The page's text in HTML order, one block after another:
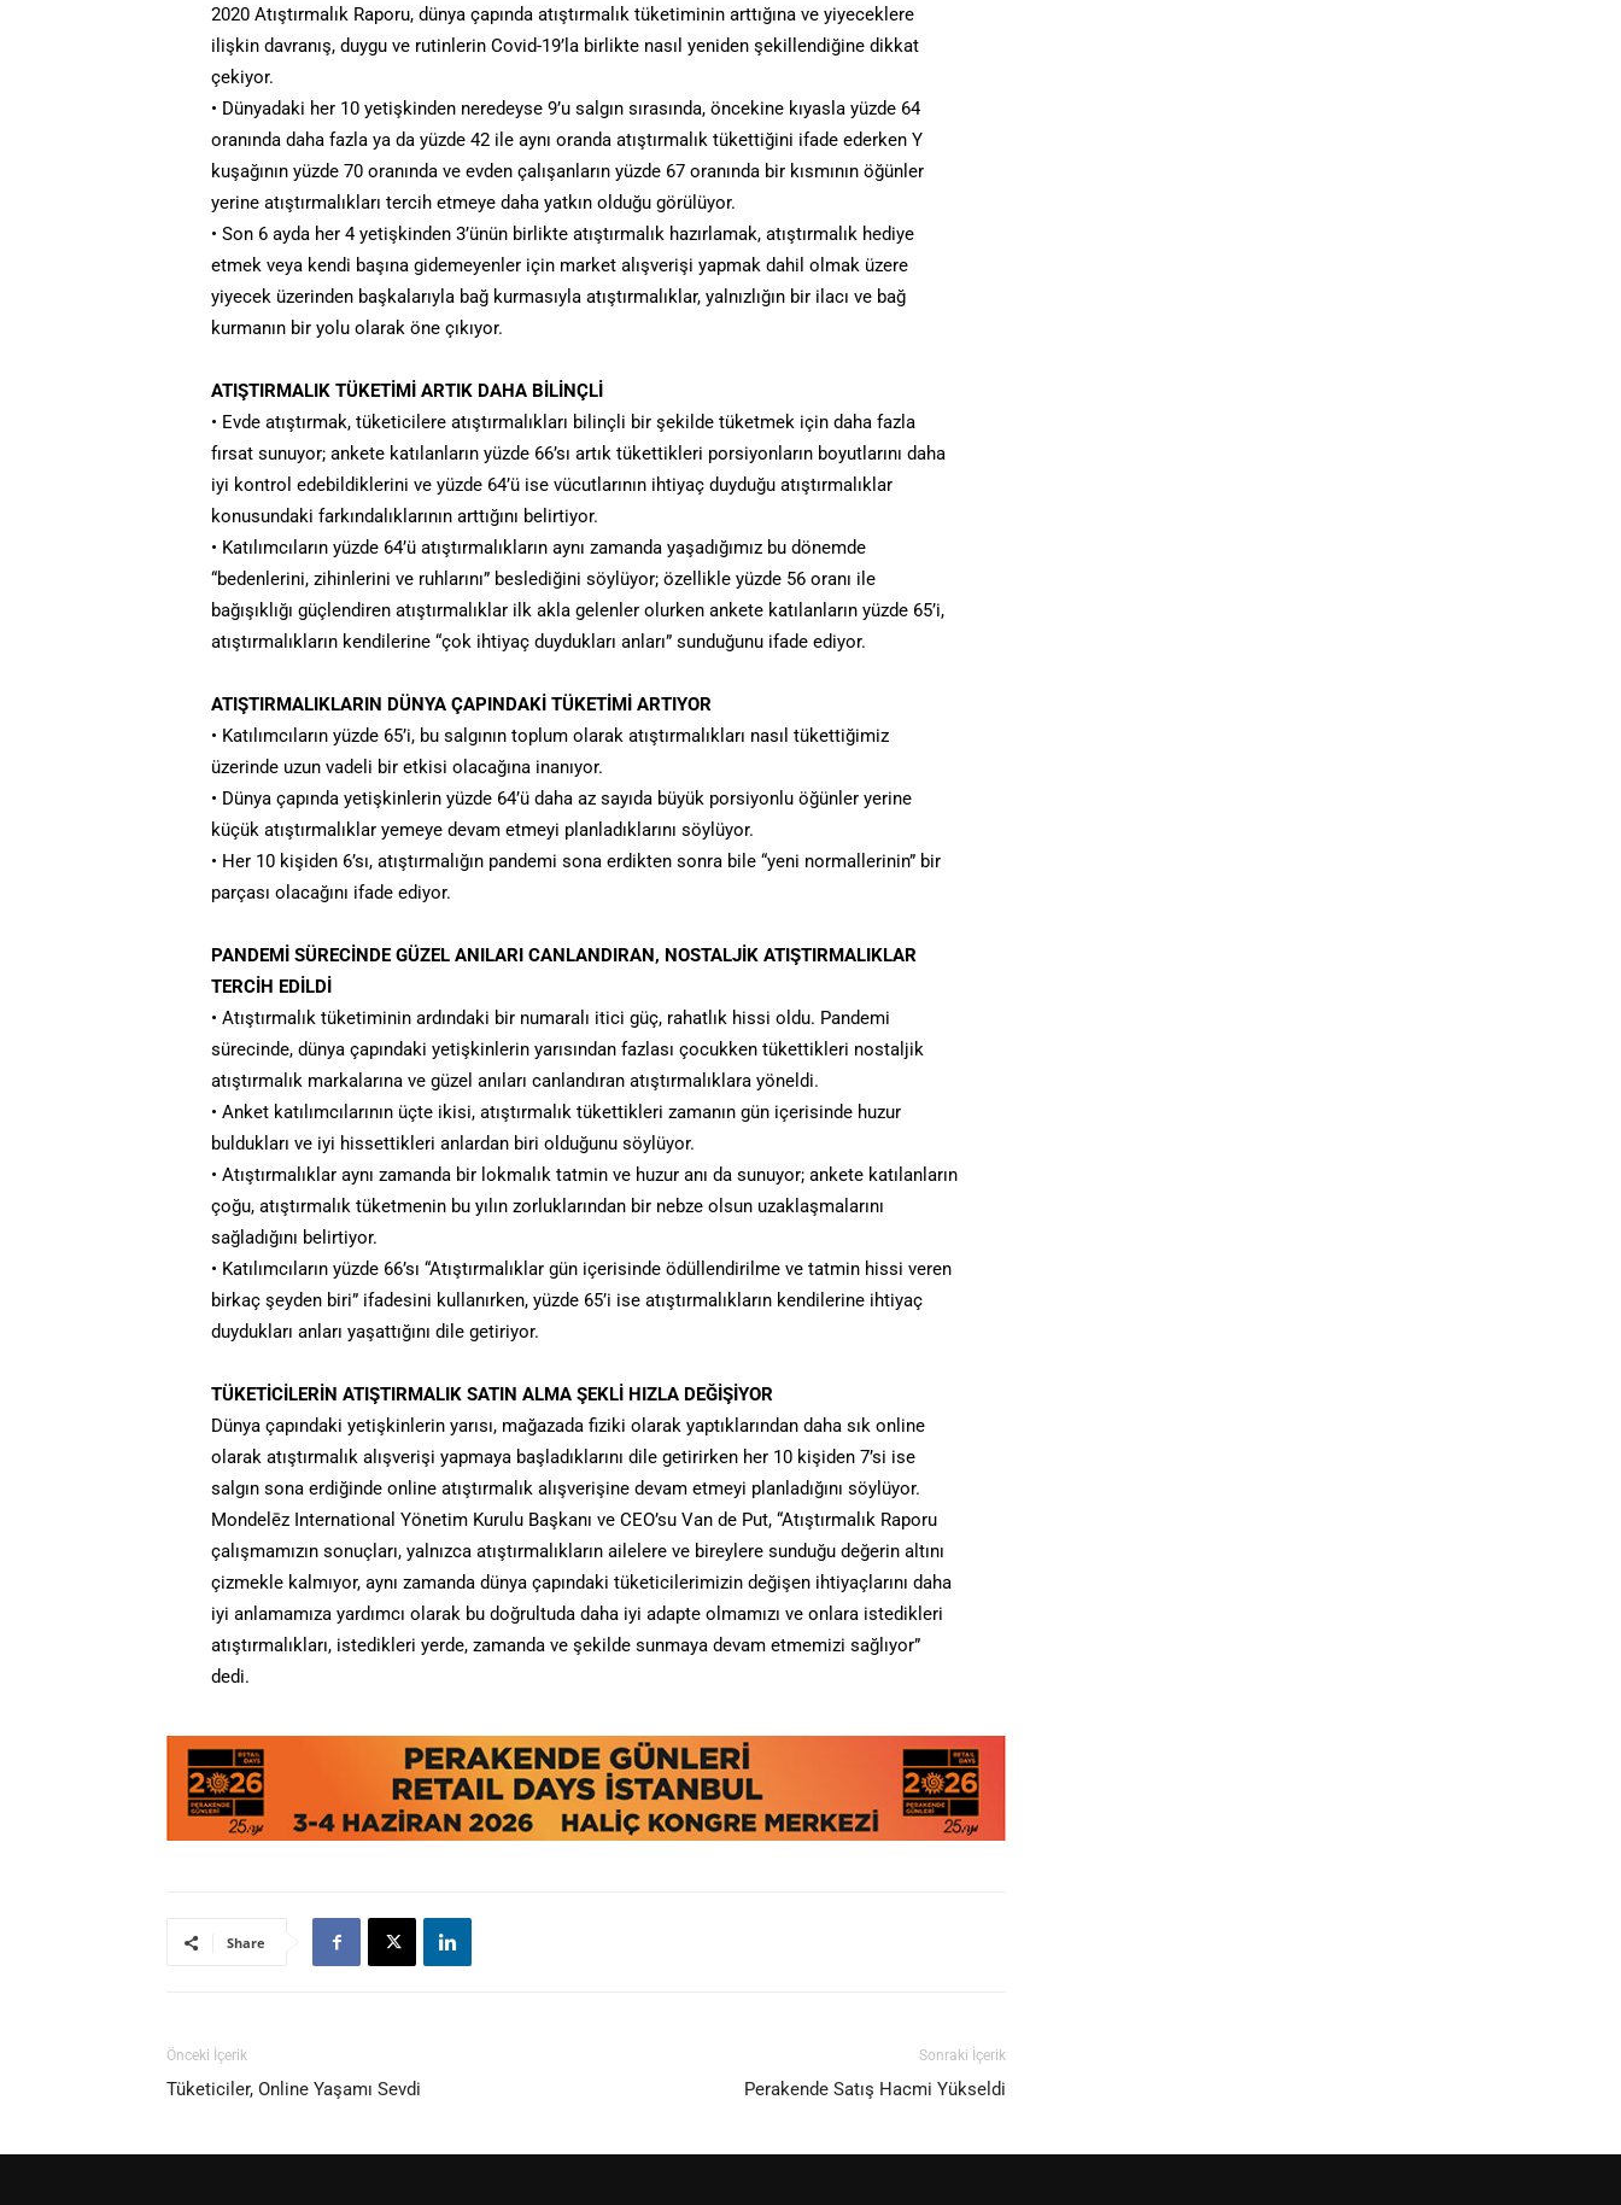
2020 Atıştırmalık Raporu, dünya çapında atıştırmalık tüketiminin arttığına ve yiyeceklere
ilişkin davranış, duygu ve rutinlerin Covid-19’la birlikte nasıl yeniden şekillendiğine dikkat
çekiyor.
• Dünyadaki her 10 yetişkinden neredeyse 9’u salgın sırasında, öncekine kıyasla yüzde 64
oranında daha fazla ya da yüzde 42 ile aynı oranda atıştırmalık tükettiğini ifade ederken Y
kuşağının yüzde 70 oranında ve evden çalışanların yüzde 67 oranında bir kısmının öğünler
yerine atıştırmalıkları tercih etmeye daha yatkın olduğu görülüyor.
• Son 6 ayda her 4 yetişkinden 3’ünün birlikte atıştırmalık hazırlamak, atıştırmalık hediye
etmek veya kendi başına gidemeyenler için market alışverişi yapmak dahil olmak üzere
yiyecek üzerinden başkalarıyla bağ kurmasıyla atıştırmalıklar, yalnızlığın bir ilacı ve bağ
kurmanın bir yolu olarak öne çıkıyor.
ATIŞTIRMALIK TÜKETİMİ ARTIK DAHA BİLİNÇLİ
• Evde atıştırmak, tüketicilere atıştırmalıkları bilinçli bir şekilde tüketmek için daha fazla
fırsat sunuyor; ankete katılanların yüzde 66’sı artık tükettikleri porsiyonların boyutlarını daha
iyi kontrol edebildiklerini ve yüzde 64’ü ise vücutlarının ihtiyaç duyduğu atıştırmalıklar
konusundaki farkındalıklarının arttığını belirtiyor.
• Katılımcıların yüzde 64’ü atıştırmalıkların aynı zamanda yaşadığımız bu dönemde
“bedenlerini, zihinlerini ve ruhlarını” beslediğini söylüyor; özellikle yüzde 56 oranı ile
bağışıklığı güçlendiren atıştırmalıklar ilk akla gelenler olurken ankete katılanların yüzde 65’i,
atıştırmalıkların kendilerine “çok ihtiyaç duydukları anları” sunduğunu ifade ediyor.
ATIŞTIRMALIKLARIN DÜNYA ÇAPINDAKİ TÜKETİMİ ARTIYOR
• Katılımcıların yüzde 65’i, bu salgının toplum olarak atıştırmalıkları nasıl tükettiğimiz
üzerinde uzun vadeli bir etkisi olacağına inanıyor.
• Dünya çapında yetişkinlerin yüzde 64’ü daha az sayıda büyük porsiyonlu öğünler yerine
küçük atıştırmalıklar yemeye devam etmeyi planladıklarını söylüyor.
• Her 10 kişiden 6’sı, atıştırmalığın pandemi sona erdikten sonra bile “yeni normallerinin” bir
parçası olacağını ifade ediyor.
PANDEMİ SÜRECİNDE GÜZEL ANILARI CANLANDIRAN, NOSTALJİK ATIŞTIRMALIKLAR
TERCİH EDİLDİ
• Atıştırmalık tüketiminin ardındaki bir numaralı itici güç, rahatlık hissi oldu. Pandemi
sürecinde, dünya çapındaki yetişkinlerin yarısından fazlası çocukken tükettikleri nostaljik
atıştırmalık markalarına ve güzel anıları canlandıran atıştırmalıklara yöneldi.
• Anket katılımcılarının üçte ikisi, atıştırmalık tükettikleri zamanın gün içerisinde huzur
buldukları ve iyi hissettikleri anlardan biri olduğunu söylüyor.
• Atıştırmalıklar aynı zamanda bir lokmalık tatmin ve huzur anı da sunuyor; ankete katılanların
çoğu, atıştırmalık tüketmenin bu yılın zorluklarından bir nebze olsun uzaklaşmalarını
sağladığını belirtiyor.
• Katılımcıların yüzde 66’sı “Atıştırmalıklar gün içerisinde ödüllendirilme ve tatmin hissi veren
birkaç şeyden biri” ifadesini kullanırken, yüzde 65’i ise atıştırmalıkların kendilerine ihtiyaç
duydukları anları yaşattığını dile getiriyor.
TÜKETİCİLERİN ATIŞTIRMALIK SATIN ALMA ŞEKLİ HIZLA DEĞİŞİYOR
Dünya çapındaki yetişkinlerin yarısı, mağazada fiziki olarak yaptıklarından daha sık online
olarak atıştırmalık alışverişi yapmaya başladıklarını dile getirirken her 10 kişiden 7’si ise
salgın sona erdiğinde online atıştırmalık alışverişine devam etmeyi planladığını söylüyor.
Mondelēz International Yönetim Kurulu Başkanı ve CEO’su Van de Put, “Atıştırmalık Raporu
çalışmamızın sonuçları, yalnızca atıştırmalıkların ailelere ve bireylere sunduğu değerin altını
çizmekle kalmıyor, aynı zamanda dünya çapındaki tüketicilerimizin değişen ihtiyaçlarını daha
iyi anlamamıza yardımcı olarak bu doğrultuda daha iyi adapte olmamızı ve onlara istedikleri
atıştırmalıkları, istedikleri yerde, zamanda ve şekilde sunmaya devam etmemizi sağlıyor”
dedi.
Share
Önceki İçerik
Tüketiciler, Online Yaşamı Sevdi
Sonraki İçerik
Perakende Satış Hacmi Yükseldi